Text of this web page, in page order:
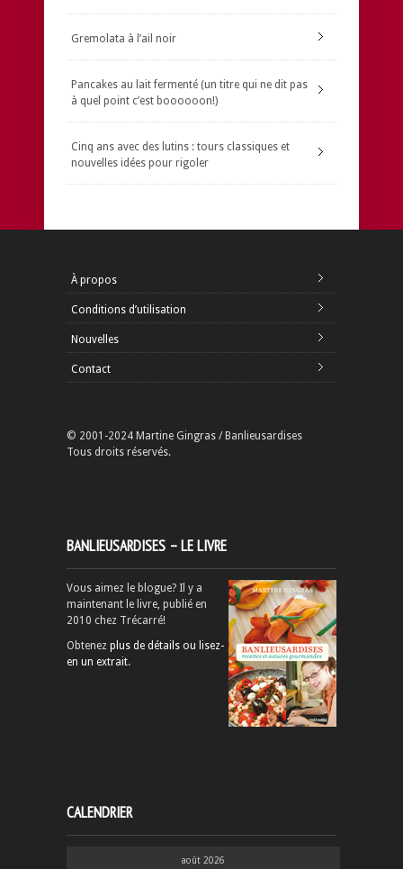
Gremolata à l’ail noir
Pancakes au lait fermenté (un titre qui ne dit pas
à quel point c’est boooooon!)
Cinq ans avec des lutins : tours classiques et
nouvelles idées pour rigoler
À propos
Conditions d’utilisation
Nouvelles
Contact
© 2001-2024 Martine Gingras / Banlieusardises
Tous droits réservés.
BANLIEUSARDISES – LE LIVRE
Vous aimez le blogue? Il y a
maintenant le livre, publié en
2010 chez Trécarré!
Obtenez plus de détails ou lisez-
en un extrait.
CALENDRIER
août 2026